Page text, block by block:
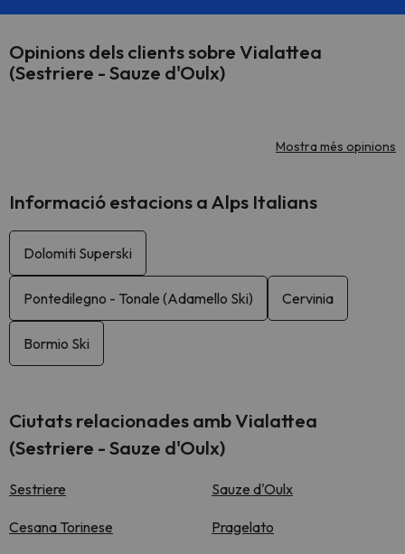
Opinions dels clients sobre Vialattea
(Sestriere - Sauze d'Oulx)
Mostra més opinions
Informació estacions a Alps Italians
Dolomiti Superski
Pontedilegno - Tonale (Adamello Ski) Cervinia
Bormio Ski
Ciutats relacionades amb Vialattea
(Sestriere - Sauze d'Oulx)
Sestriere Sauze d'Oulx
Cesana Torinese Pragelato